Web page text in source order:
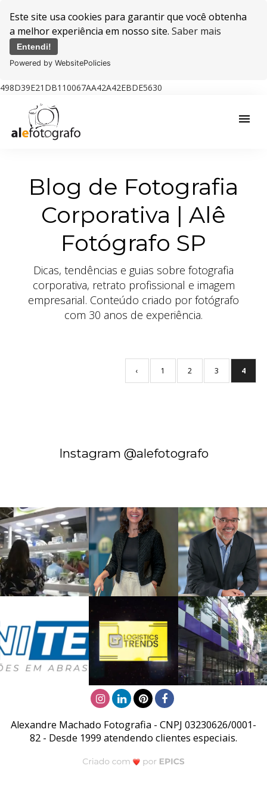
Este site usa cookies para garantir que você obtenha
a melhor experiência em nosso site. Saber mais
Entendi!
Powered by WebsitePolicies
498D39E21DB110067AA42A42EBDE5630
menu
Blog de Fotografia
Corporativa | Alê
Fotógrafo SP
Dicas, tendências e guias sobre fotografia
corporativa, retrato profissional e imagem
empresarial. Conteúdo criado por fotógrafo
com 30 anos de experiência.
‹ 1 2 3 4
Instagram @alefotografo
Alexandre Machado Fotografia - CNPJ 03230626/0001-
82 - Desde 1999 atendendo clientes especiais.